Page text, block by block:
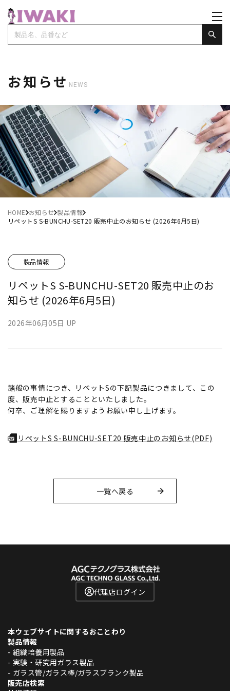
お知らせ NEWS
HOME お知らせ 製品情報
リペットS S-BUNCHU-SET20 販売中止のお知らせ (2026年6月5日)
製品情報
リペットS S-BUNCHU-SET20 販売中止のお
知らせ (2026年6月5日)
2026年06月05日 UP
諸般の事情につき、リペットSの下記製品につきまして、この
度、販売中止とすることといたしました。
何卒、ご理解を賜りますようお願い申し上げます。
リペットS S-BUNCHU-SET20 販売中止のお知らせ(PDF)
一覧へ戻る
代理店ログイン
本ウェブサイトに関するおことわり
製品情報
- 組織培養用製品
- 実験・研究用ガラス製品
- ガラス管/ガラス棒/ガラスブランク製品
販売店検索